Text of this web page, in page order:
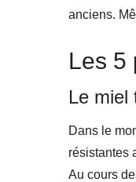
anciens.
Les 5
Le miel
Dans le
résistantes
Au cours